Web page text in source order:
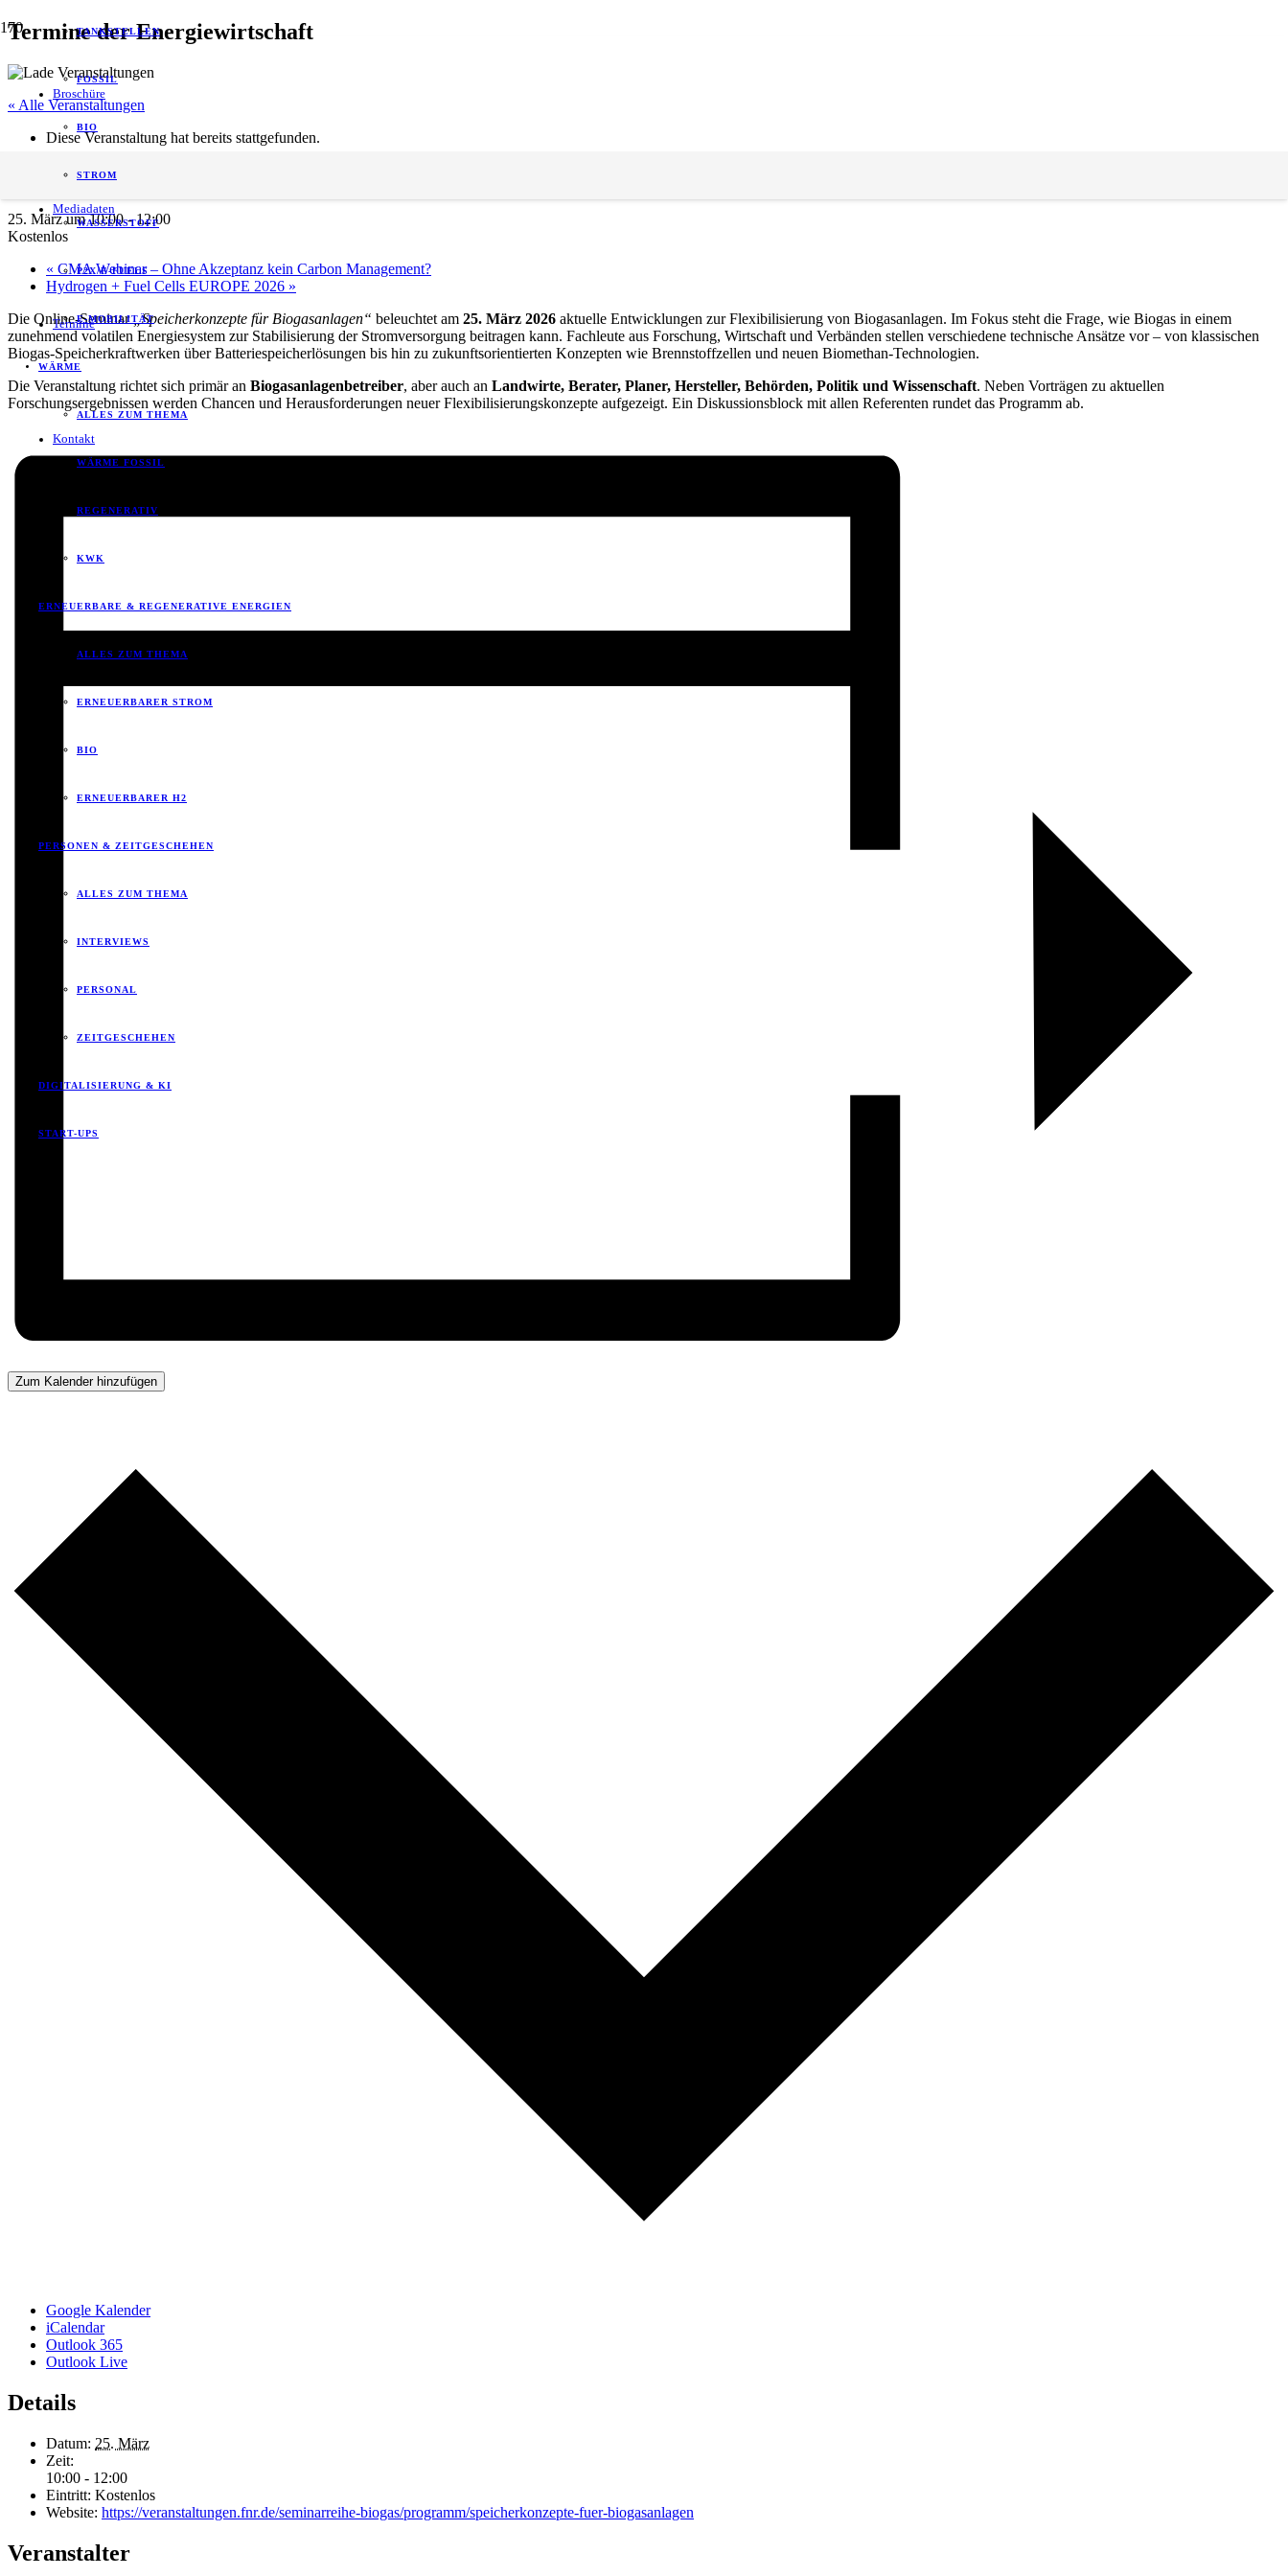
Broschüre
Mediadaten
Termine
Kontakt
TANKSTELLEN
FOSSIL
BIO
STROM
WASSERSTOFF
P2X/E-FUELS
E-MOBILITÄT
WÄRME
ALLES ZUM THEMA
WÄRME FOSSIL
REGENERATIV
KWK
ERNEUERBARE & REGENERATIVE ENERGIEN
ALLES ZUM THEMA
ERNEUERBARER STROM
BIO
ERNEUERBARER H2
PERSONEN & ZEITGESCHEHEN
ALLES ZUM THEMA
INTERVIEWS
PERSONAL
ZEITGESCHEHEN
DIGITALISIERUNG & KI
START-UPS
Termine der Energiewirtschaft
« Alle Veranstaltungen
Diese Veranstaltung hat bereits stattgefunden.
Seminarreihe Biogas: Speicherkonzepte für Biogasanlagen
25. März um 10:00-12:00
Kostenlos
« CMA Webinar – Ohne Akzeptanz kein Carbon Management?
Hydrogen + Fuel Cells EUROPE 2026 »
Die Online‑Seminar„Speicherkonzepte für Biogasanlagen“ beleuchtet am 25. März 2026 aktuelle Entwicklungen zur Flexibilisierung von Biogasanlagen. Im Fokus steht die Frage, wie Biogas in einem
zunehmend volatilen Energiesystem zur Stabilisierung der Stromversorgung beitragen kann. Fachleute aus Forschung, Wirtschaft und Verbänden stellen verschiedene technische Ansätze vor – von klassischen
Biogas‑Speicherkraftwerken über Batteriespeicherlösungen bis hin zu zukunftsorientierten Konzepten wie Brennstoffzellen und neuen Biomethan‑Technologien.
Die Veranstaltung richtet sich primär an Biogasanlagenbetreiber, aber auch an Landwirte, Berater, Planer, Hersteller, Behörden, Politik und Wissenschaft. Neben Vorträgen zu aktuellen
Forschungsergebnissen werden Chancen und Herausforderungen neuer Flexibilisierungskonzepte aufgezeigt. Ein Diskussionsblock mit allen Referenten rundet das Programm ab.
Zum Kalender hinzufügen
Google Kalender
iCalendar
Outlook 365
Outlook Live
Details
Datum: 25. März
Zeit:
10:00 - 12:00
Eintritt: Kostenlos
Website: https://veranstaltungen.fnr.de/seminarreihe-biogas/programm/speicherkonzepte-fuer-biogasanlagen
Veranstalter